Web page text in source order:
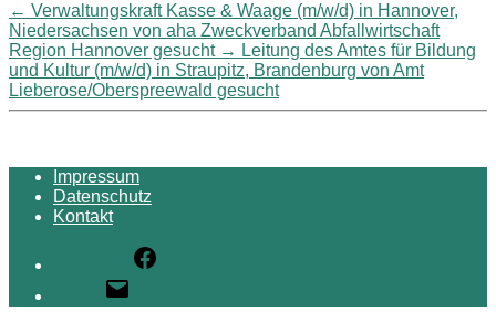
← Verwaltungskraft Kasse & Waage (m/w/d) in Hannover,
Niedersachsen von aha Zweckverband Abfallwirtschaft
Region Hannover gesucht → Leitung des Amtes für Bildung
und Kultur (m/w/d) in Straupitz, Brandenburg von Amt
Lieberose/Oberspreewald gesucht
Impressum
Datenschutz
Kontakt